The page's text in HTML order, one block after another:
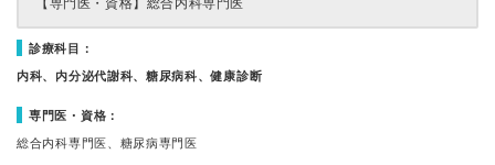
【専門医・資格】 総合内科専門医
診療科目：
内科、内分泌代謝科、糖尿病科、健康診断
専門医・資格：
総合内科専門医、糖尿病専門医